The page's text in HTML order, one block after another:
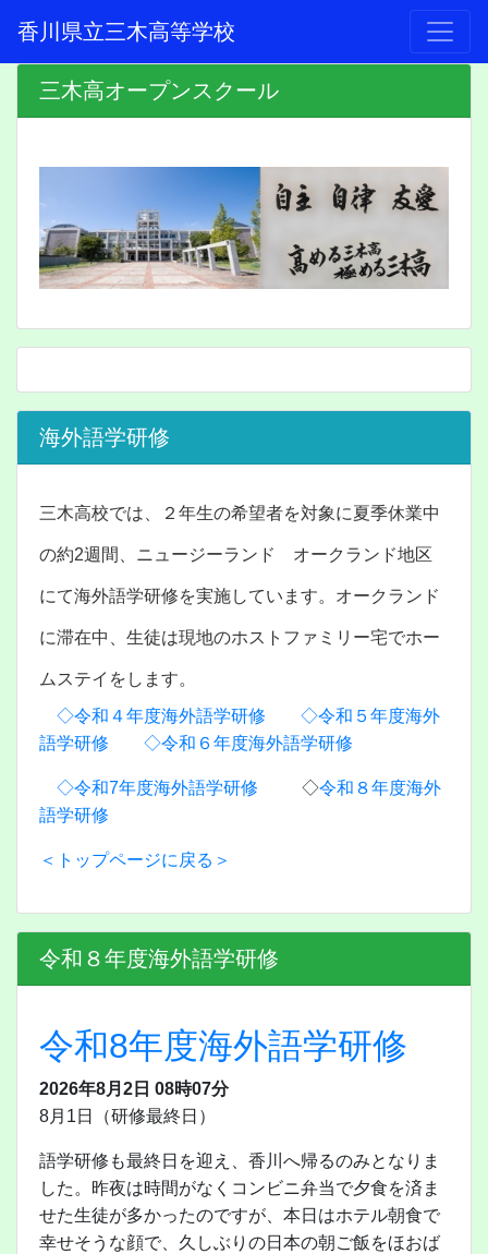
香川県立三木高等学校
三木高オープンスクール
海外語学研修
三木高校では、２年生の希望者を対象に夏季休業中
の約2週間、ニュージーランド オークランド地区
にて海外語学研修を実施しています。オークランド
に滞在中、生徒は現地のホストファミリー宅でホー
ムステイをします。
◇令和４年度海外語学研修
◇令和５年度海外
語学研修
◇令和６年度海外語学研修
◇令和7年度海外語学研修 ◇令和８年度海外
語学研修
＜トップページに戻る＞
令和８年度海外語学研修
令和8年度海外語学研修
2026年8月2日 08時07分
8月1日（研修最終日）
語学研修も最終日を迎え、香川へ帰るのみとなりま
した。昨夜は時間がなくコンビニ弁当で夕食を済ま
せた生徒が多かったのですが、本日はホテル朝食で
幸せそうな顔で、久しぶりの日本の朝ご飯をほおば